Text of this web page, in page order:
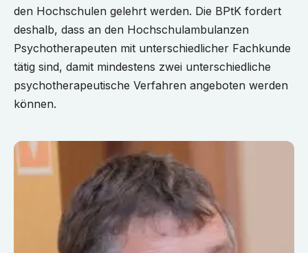
den Hochschulen gelehrt werden. Die BPtK fordert
deshalb, dass an den Hochschulambulanzen
Psychotherapeuten mit unterschiedlicher Fachkunde
tätig sind, damit mindestens zwei unterschiedliche
psychotherapeutische Verfahren angeboten werden
können.